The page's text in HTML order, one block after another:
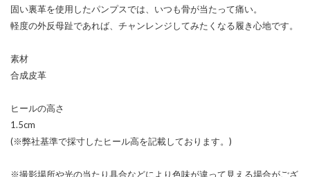
固い裏革を使用したパンプスでは、いつも骨が当たって痛い。
軽度の外反母趾であれば、チャンレンジしてみたくなる履き心地です。
素材
合成皮革
ヒールの高さ
1.5cm
(※弊社基準で採寸したヒール高を記載しております。)
※撮影場所や光の当たり具合などにより色味が違って見える場合がござ